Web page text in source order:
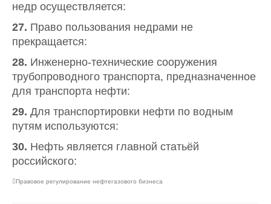
недр осуществляется:
27. Право пользования недрами не
прекращается:
28. Инженерно-технические сооружения
трубопроводного транспорта, предназначенное
для транспорта нефти:
29. Для транспортировки нефти по водным
путям используются:
30. Нефть является главной статьёй
российского:
Правовое регулирование нефтегазового бизнеса